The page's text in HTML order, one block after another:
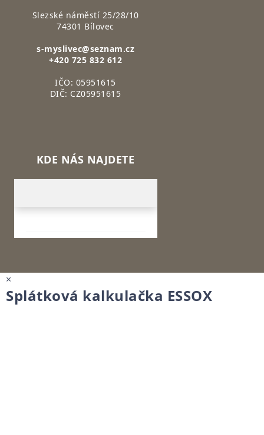
Slezské náměstí 25/28/10
74301 Bílovec
s-myslivec@seznam.cz
+420 725 832 612
IČO: 05951615
DIČ: CZ05951615
KDE NÁS NAJDETE
×
Splátková kalkulačka ESSOX